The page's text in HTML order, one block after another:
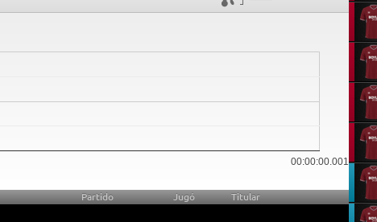
00:00:00.001
Partido Jugó Titular